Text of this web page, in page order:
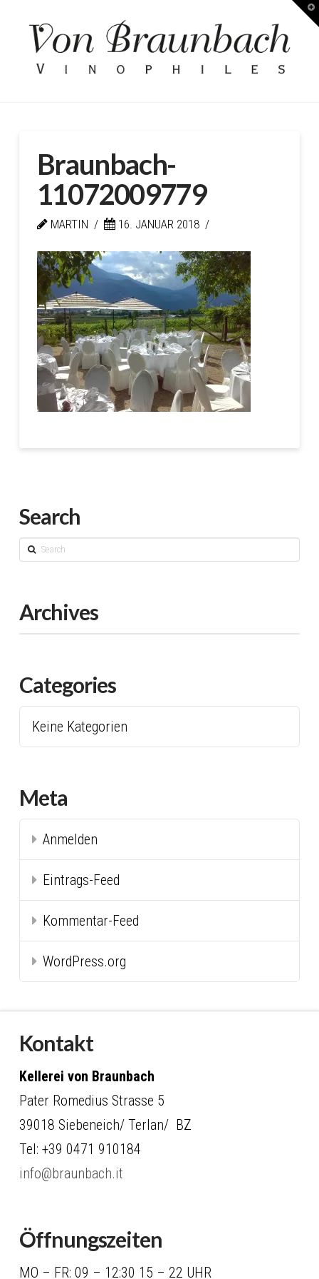
Kellerei
Braunbach
Braunbach-
11072009779
MARTIN 16. JANUAR 2018
Search
Search
Archives
Categories
Keine Kategorien
Meta
Anmelden
Eintrags-Feed
Kommentar-Feed
WordPress.org
Kontakt
Kellerei von Braunbach
Pater Romedius Strasse 5
39018 Siebeneich/ Terlan/ BZ
Tel: +39 0471 910184
info@braunbach.it
Öffnungszeiten
MO – FR: 09 – 12:30 15 – 22 UHR